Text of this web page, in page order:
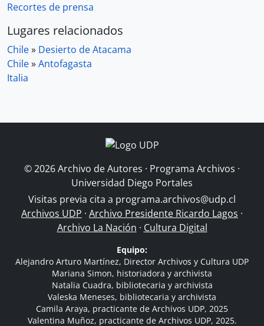
Recortes de prensa
Lugares relacionados
Chile» Desierto de Atacama
Chile»Antofagasta
Italia
© 2026 Archivo de Autores · Programa Archivos ·
Universidad Diego Portales
Visitas previa cita a programa.archivos@udp.cl
Archivos UDP · Archivo Presidente Ricardo Lagos ·
Archivo La Nación · Cultura Digital
Equipo:
Alejandro Arturo Martínez, Director Archivos y Cultura UDP
Mariana Simon, historiadora y archivista
Natalia Cuadra, bibliotecaria y archivista
Valeska Meneses, bibliotecaria y archivista
Camila Araya, practicante de Archivos UDP, 2025
Valentina Muñoz, practicante de Archivos UDP, 2025.